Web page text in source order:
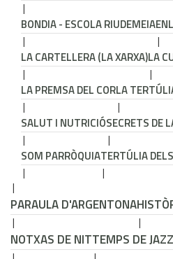
BONDIA - ESCOLA RIUDEMEIA
LA CARTELLERA (LA XARXA)LA
LA PREMSA DEL CORLA
SALUT I NUTRICIÓSECRETS DE
SOM PARRÒQUIATERTÚLIA
PARAULA D'ARGENTONA
NOTXAS DE NITTEMPS DE JAZZ